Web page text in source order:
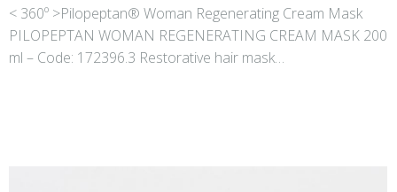
< 360º >Pilopeptan® Woman Regenerating Cream Mask
PILOPEPTAN WOMAN REGENERATING CREAM MASK 200
ml – Code: 172396.3 Restorative hair mask…